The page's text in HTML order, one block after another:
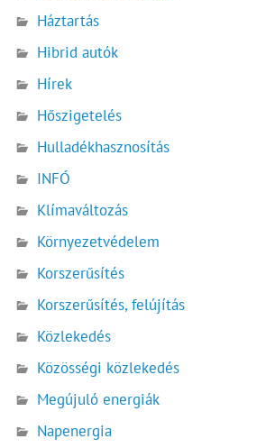
Háztartás
Hibrid autók
Hírek
Hőszigetelés
Hulladékhasznosítás
INFÓ
Klímaváltozás
Környezetvédelem
Korszerűsítés
Korszerűsítés, felújítás
Közlekedés
Közösségi közlekedés
Megújuló energiák
Napenergia